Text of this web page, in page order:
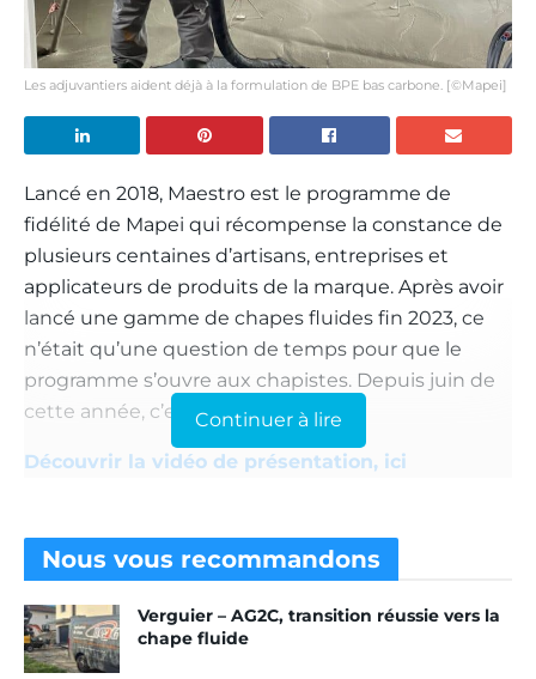
Les adjuvantiers aident déjà à la formulation de BPE bas carbone. [©Mapei]
Lancé en 2018, Maestro est le programme de
fidélité de Mapei qui récompense la constance de
plusieurs centaines d’artisans, entreprises et
applicateurs de produits de la marque. Après avoir
lancé une gamme de chapes fluides fin 2023, ce
n’était qu’une question de temps pour que le
programme s’ouvre aux chapistes. Depuis juin de
cette année, c’est chose faite.
Découvrir la vidéo de présentation, ici
soliers, carreleurs qui utilisent la nouvelle offre de
chapes fluides, MapeChapeFluid et
MapeChapeFuid Plus. Le principe est très simple :
les chapistes cumulent des euros en fonction de
leurs achats chez les producteurs partenaires.
Continuer à lire
Nous vous recommandons
Verguier – AG2C, transition réussie vers la
chape fluide